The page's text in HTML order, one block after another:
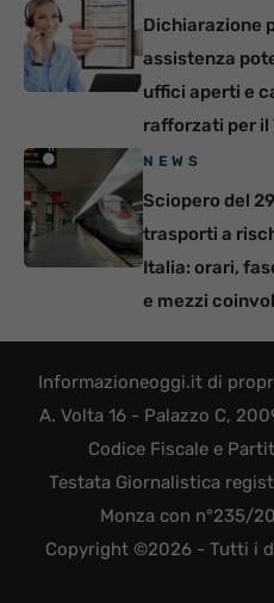
Dichiarazione
assistenza
uffici aperti e
rafforzati per il
NEWS
Sciopero del
trasporti a
Italia: orari,
e mezzi
Informazioneoggi.it di
A. Volta 16 - Palazzo C,
Codice Fiscale e
Testata Giornalistica
Monza con n°235/
Copyright ©2026 - Tutti i